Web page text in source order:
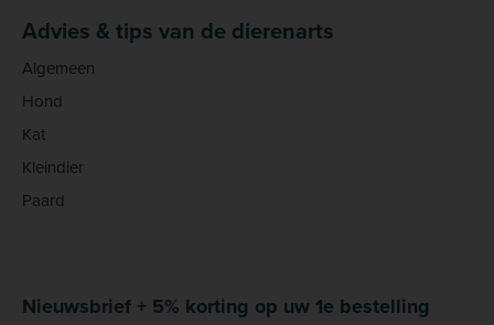
Advies & tips van de dierenarts
Algemeen
Hond
Kat
Kleindier
Paard
Nieuwsbrief + 5% korting op uw 1e bestelling